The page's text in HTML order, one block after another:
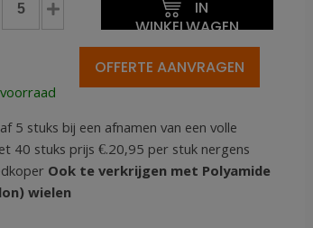
WINKELWAGEN
OFFERTE AANVRAGEN
5 stuks bij een afnamen van een volle
40 stuks prijs €.20,95 per stuk nergens
Ook te verkrijgen met Polyamide
wielen